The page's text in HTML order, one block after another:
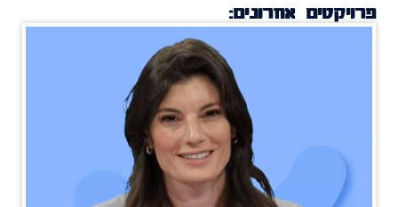
פרויקטים אחרונים: